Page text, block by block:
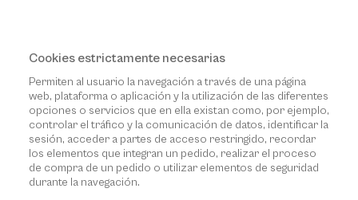
Cookies estrictamente necesarias
Permiten al usuario la navegación a través de una página
web, plataforma o aplicación y la utilización de las diferentes
opciones o servicios que en ella existan como, por ejemplo,
controlar el tráfico y la comunicación de datos, identificar la
sesión, acceder a partes de acceso restringido, recordar
los elementos que integran un pedido, realizar el proceso
de compra de un pedido o utilizar elementos de seguridad
durante la navegación.